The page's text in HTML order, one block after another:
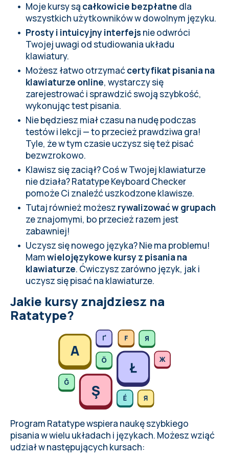
Moje kursy są całkowicie bezpłatne dla
wszystkich użytkowników w dowolnym języku.
Prosty i intuicyjny interfejsnie odwróci
Twojej uwagi od studiowania układu
klawiatury.
Możesz łatwo otrzymaćcertyfikat pisania na
klawiaturze online, wystarczy się
zarejestrować i sprawdzić swoją szybkość,
wykonująctest pisania.
Nie będziesz miał czasu na nudę podczas
testów i lekcji — to przecież prawdziwa gra!
Tyle, że w tym czasie uczysz się też pisać
bezwzrokowo.
Klawisz się zaciął? Coś w Twojej klawiaturze
nie działa?Ratatype Keyboard Checker
pomoże Ci znaleźć uszkodzone klawisze.
Tutaj również możesz rywalizować w grupach
ze znajomymi, bo przecież razem jest
zabawniej!
Uczysz się nowego języka? Nie ma problemu!
Mamwielojęzykowe kursy z pisania na
klawiaturze. Ćwiczysz zarówno język, jak i
uczysz się pisać na klawiaturze.
Jakie kursy znajdziesz na
Ratatype?
Program Ratatype wspiera naukę szybkiego
pisania w wielu układach i językach. Możesz wziąć
udział w następujących kursach: